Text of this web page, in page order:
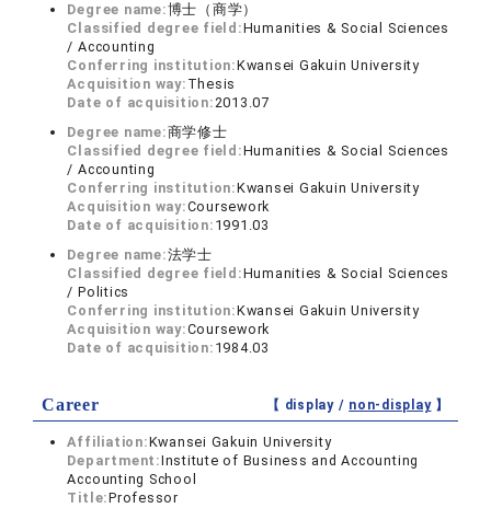
Degree name:博士（商学）
Classified degree field:Humanities & Social Sciences
/ Accounting
Conferring institution:Kwansei Gakuin University
Acquisition way: Thesis
Date of acquisition:2013.07
Degree name:商学修士
Classified degree field:Humanities & Social Sciences
/ Accounting
Conferring institution:Kwansei Gakuin University
Acquisition way:Coursework
Date of acquisition: 1991.03
Degree name:法学士
Classified degree field:Humanities & Social Sciences
/ Politics
Conferring institution:Kwansei Gakuin University
Acquisition way:Coursework
Date of acquisition: 1984.03
Career 【 display / non-display】
Affiliation:Kwansei Gakuin University
Department:Institute of Business and Accounting
Accounting School
Title:Professor